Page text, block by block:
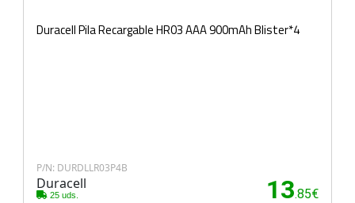
Duracell Pila Recargable HR03 AAA 900mAh Blister*4
P/N: DURDLLR03P4B
Duracell
25 uds. 13.85€